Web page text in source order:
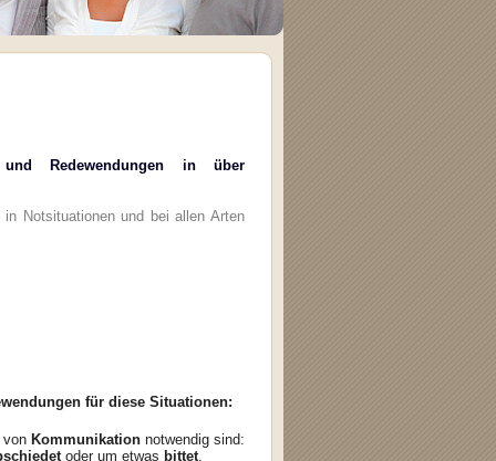
Redewendungen in über
Notsituationen und bei allen Arten
für diese Situationen:
von Kommunikationnotwendig sind:
oder um etwas bittet.